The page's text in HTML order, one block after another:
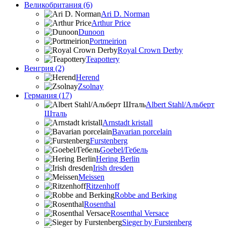
Великобритания (6)
Ari D. Norman
Arthur Price
Dunoon
Portmeirion
Royal Crown Derby
Teapottery
Венгрия (2)
Herend
Zsolnay
Германия (17)
Albert Stahl/Альбеpт
Шталь
Arnstadt kristall
Bavarian porcelain
Furstenberg
Goebel/Гебель
Hering Berlin
Irish dresden
Meissen
Ritzenhoff
Robbe and Berking
Rosenthal
Rosenthal Versace
Sieger by Furstenberg